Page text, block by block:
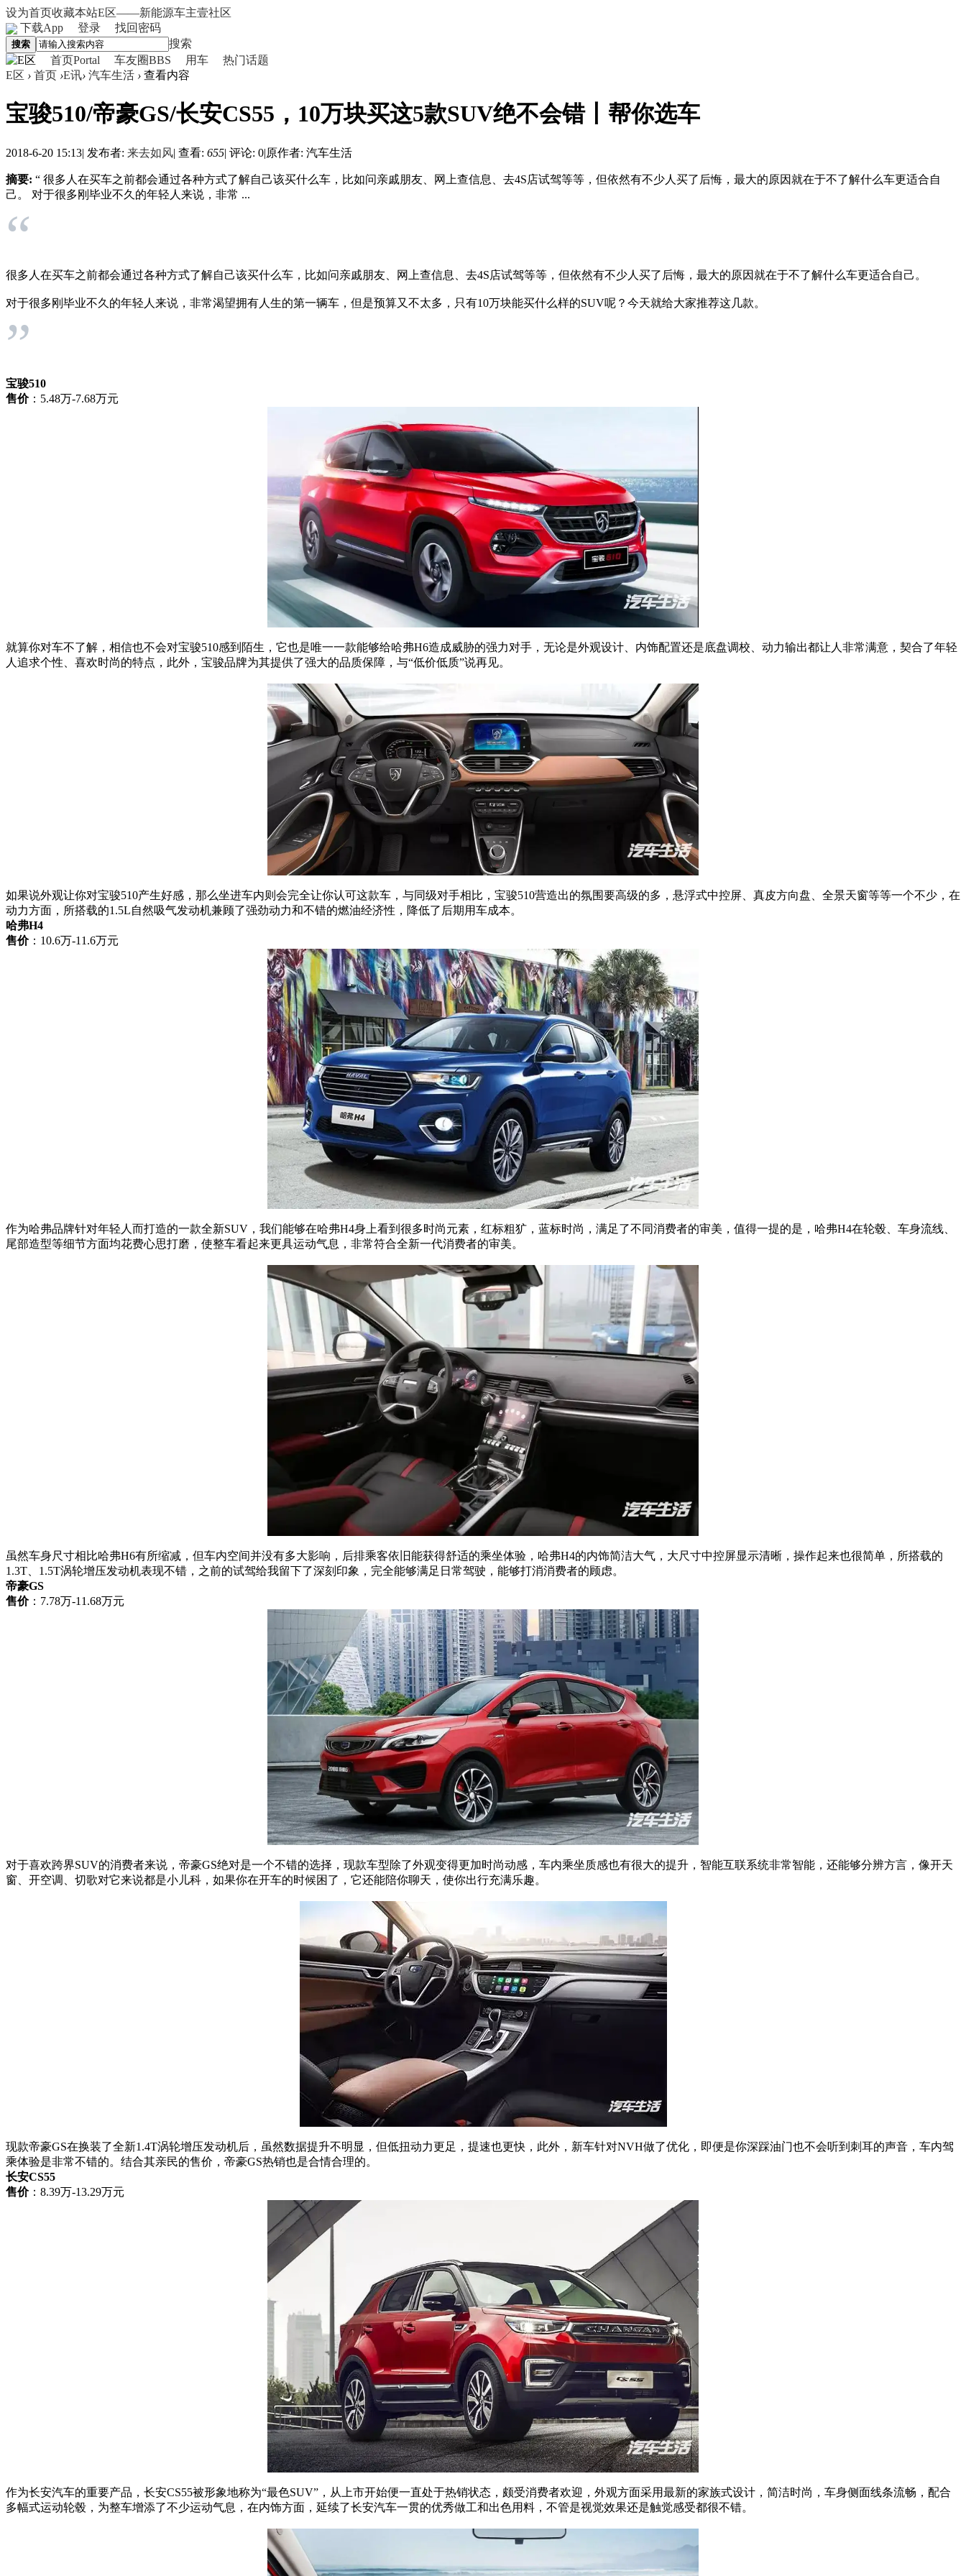
设为首页收藏本站E区——新能源车主壹社区
下载App
登录 找回密码
搜索
搜索
首页Portal 车友圈BBS 用车
热门话题
E区 › 首页 ›E讯› 汽车生活 › 查看内容
宝骏510/帝豪GS/长安CS55，10万块买这5款SUV绝不会错丨帮你选车
2018-6-20 15:13| 发布者: 来去如风| 查看: 655| 评论: 0|原作者: 汽车生活
摘要: “ 很多人在买车之前都会通过各种方式了解自己该买什么车，比如问亲戚朋友、网上查信息、去4S店试驾等等，但依然有不少人买了后悔，最大的原因就在于不了解什么车更适合自
己。 对于很多刚毕业不久的年轻人来说，非常 ...
“
很多人在买车之前都会通过各种方式了解自己该买什么车，比如问亲戚朋友、网上查信息、去4S店试驾等等，但依然有不少人买了后悔，最大的原因就在于不了解什么车更适合自己。
对于很多刚毕业不久的年轻人来说，非常渴望拥有人生的第一辆车，但是预算又不太多，只有10万块能买什么样的SUV呢？今天就给大家推荐这几款。
”
宝骏510
售价：5.48万-7.68万元
就算你对车不了解，相信也不会对宝骏510感到陌生，它也是唯一一款能够给哈弗H6造成威胁的强力对手，无论是外观设计、内饰配置还是底盘调校、动力输出都让人非常满意，契合了年轻
人追求个性、喜欢时尚的特点，此外，宝骏品牌为其提供了强大的品质保障，与“低价低质”说再见。
如果说外观让你对宝骏510产生好感，那么坐进车内则会完全让你认可这款车，与同级对手相比，宝骏510营造出的氛围要高级的多，悬浮式中控屏、真皮方向盘、全景天窗等等一个不少，在
动力方面，所搭载的1.5L自然吸气发动机兼顾了强劲动力和不错的燃油经济性，降低了后期用车成本。
哈弗H4
售价：10.6万-11.6万元
作为哈弗品牌针对年轻人而打造的一款全新SUV，我们能够在哈弗H4身上看到很多时尚元素，红标粗犷，蓝标时尚，满足了不同消费者的审美，值得一提的是，哈弗H4在轮毂、车身流线、
尾部造型等细节方面均花费心思打磨，使整车看起来更具运动气息，非常符合全新一代消费者的审美。
虽然车身尺寸相比哈弗H6有所缩减，但车内空间并没有多大影响，后排乘客依旧能获得舒适的乘坐体验，哈弗H4的内饰简洁大气，大尺寸中控屏显示清晰，操作起来也很简单，所搭载的
1.3T、1.5T涡轮增压发动机表现不错，之前的试驾给我留下了深刻印象，完全能够满足日常驾驶，能够打消消费者的顾虑。
帝豪GS
售价：7.78万-11.68万元
对于喜欢跨界SUV的消费者来说，帝豪GS绝对是一个不错的选择，现款车型除了外观变得更加时尚动感，车内乘坐质感也有很大的提升，智能互联系统非常智能，还能够分辨方言，像开天
窗、开空调、切歌对它来说都是小儿科，如果你在开车的时候困了，它还能陪你聊天，使你出行充满乐趣。
现款帝豪GS在换装了全新1.4T涡轮增压发动机后，虽然数据提升不明显，但低扭动力更足，提速也更快，此外，新车针对NVH做了优化，即便是你深踩油门也不会听到刺耳的声音，车内驾
乘体验是非常不错的。结合其亲民的售价，帝豪GS热销也是合情合理的。
长安CS55
售价：8.39万-13.29万元
作为长安汽车的重要产品，长安CS55被形象地称为“最色SUV”，从上市开始便一直处于热销状态，颇受消费者欢迎，外观方面采用最新的家族式设计，简洁时尚，车身侧面线条流畅，配合
多幅式运动轮毂，为整车增添了不少运动气息，在内饰方面，延续了长安汽车一贯的优秀做工和出色用料，不管是视觉效果还是触觉感受都很不错。